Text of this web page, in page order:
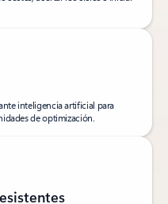
inteligencia artificial para
de optimización.